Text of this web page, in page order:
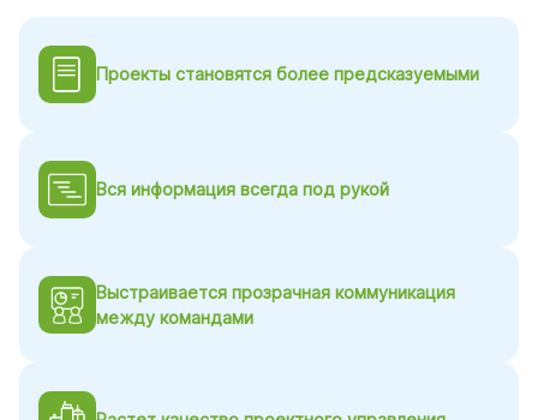
Проекты становятся более предсказуемыми
Вся информация всегда под рукой
Выстраивается прозрачная коммуникация
между командами